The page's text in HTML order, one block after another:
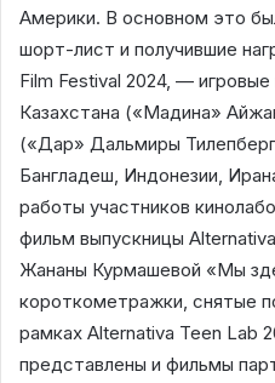
Америки. В основном это
шорт-лист и получившие
Film Festival 2024, —
Казахстана («Мадина»
(«Дар» Дальмиры
Бангладеш, Индонезии,
работы участников
фильм выпускницы
Жананы Курмашевой «Мы
короткометражки, снятые
рамках Alternativa Teen Lab
представлены и фильмы